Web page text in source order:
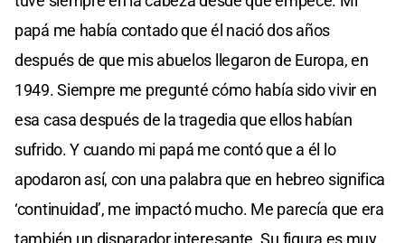
papá me había contado que él nació dos años
después de que mis abuelos llegaron de Europa, en
1949. Siempre me pregunté cómo había sido vivir en
esa casa después de la tragedia que ellos habían
sufrido. Y cuando mi papá me contó que a él lo
apodaron así, con una palabra que en hebreo significa
‘continuidad’, me impactó mucho. Me parecía que era
también un disparador interesante. Su figura es muy